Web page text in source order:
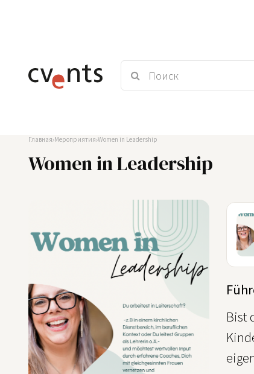
Главная Мероприятия Women in Leadership
Women in Leadership
Bist